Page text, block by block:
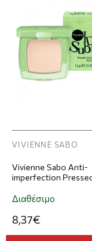
VIVIENNE SABO
Vivienne Sabo Anti-
imperfection
Διαθέσιμο
8,37€